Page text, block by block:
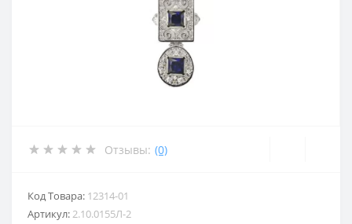
Отзывы: (0)
Код Товара: 12314-01
Артикул:2.10.0155Л-2